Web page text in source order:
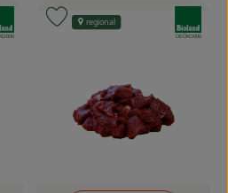
006 , Kontrollstelle:
DE-ÖKO-006
regional
Produkt zu Favouriten